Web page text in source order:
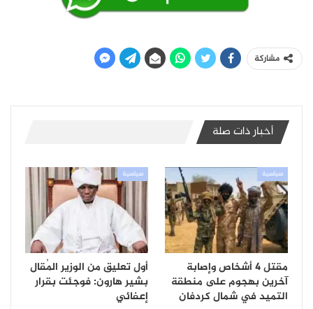
مشاركة
أخبار ذات صلة
سياسية
مقتل 4 أشخاص وإصابة
آخرين بهجوم على منطقة
التميد في شمال كردفان
سياسية
أول تعليق من الوزير المُقال
بشير هارون: فوجئت بقرار
إعفائي